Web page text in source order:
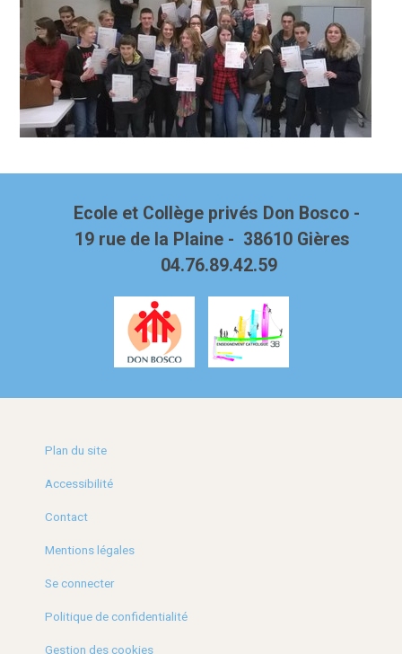
Ecole et Collège privés Don Bosco -
19 rue de la Plaine - 38610 Gières
04.76.89.42.59
Plan du site
Accessibilité
Contact
Mentions légales
Se connecter
Politique de confidentialité
Gestion des cookies